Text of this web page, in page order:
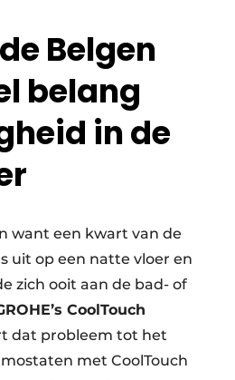
Belgen
belang
in de
want een kwart van de
uit op een natte vloer en
zich ooit aan de bad- of
CoolTouch
dat probleem tot het
met CoolTouch